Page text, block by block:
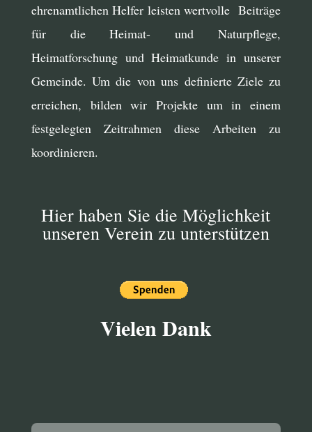
ehrenamtlichen Helfer leisten wertvolle Beiträge
für die Heimat- und Naturpflege,
Heimatforschung und Heimatkunde in unserer
Gemeinde. Um die von uns definierte Ziele zu
erreichen, bilden wir Projekte um in einem
festgelegten Zeitrahmen diese Arbeiten zu
koordinieren.
Hier haben Sie die Möglichkeit
unseren Verein zu unterstützen
Vielen Dank